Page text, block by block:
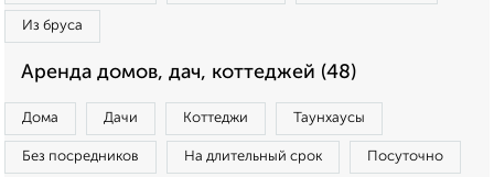
Из бруса
Аренда домов, дач, коттеджей (48)
Дома Дачи Коттеджи Таунхаусы
Без посредников На длительный срок Посуточно